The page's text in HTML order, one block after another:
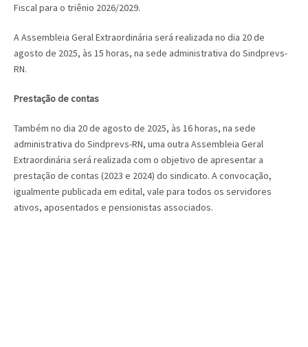
Fiscal para o triênio 2026/2029.
A Assembleia Geral Extraordinária será realizada no dia 20 de
agosto de 2025, às 15 horas, na sede administrativa do Sindprevs-
RN.
Prestação de contas
Também no dia 20 de agosto de 2025, às 16 horas, na sede
administrativa do Sindprevs-RN, uma outra Assembleia Geral
Extraordinária será realizada com o objetivo de apresentar a
prestação de contas (2023 e 2024) do sindicato. A convocação,
igualmente publicada em edital, vale para todos os servidores
ativos, aposentados e pensionistas associados.